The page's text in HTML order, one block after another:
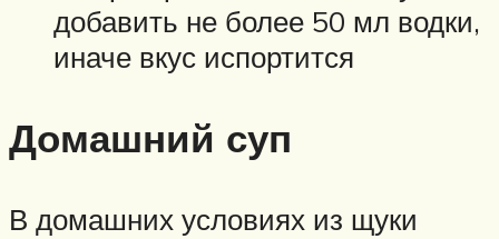
добавить не более 50 мл водки,
иначе вкус испортится
Домашний суп
В домашних условиях из щуки